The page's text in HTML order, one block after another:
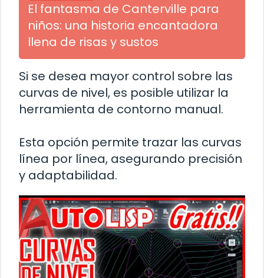
El fantasma de Canterville para
niños: una historia encantadora
llena de risas y sustos
Si se desea mayor control sobre las
curvas de nivel, es posible utilizar la
herramienta de contorno manual.
Esta opción permite trazar las curvas
línea por línea, asegurando precisión
y adaptabilidad.